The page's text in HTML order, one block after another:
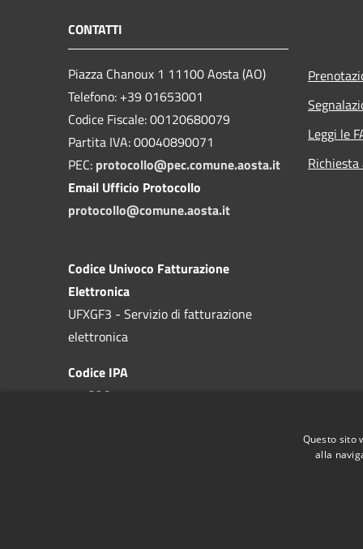
CONTATTI
Piazza Chanoux 1 11100 Aosta (AO)
Telefono: +39 01653001
Codice Fiscale: 00120680079
Partita IVA: 00040890071
PEC: protocollo@pec.comune.aosta.it
Email Ufficio Protocollo
protocollo@comune.aosta.it
Codice Univoco Fatturazione
Elettronica
UFXGF3 - Servizio di fatturazione
elettronica
Codice IPA
c_a326
Leggi le
Questo sito
alla